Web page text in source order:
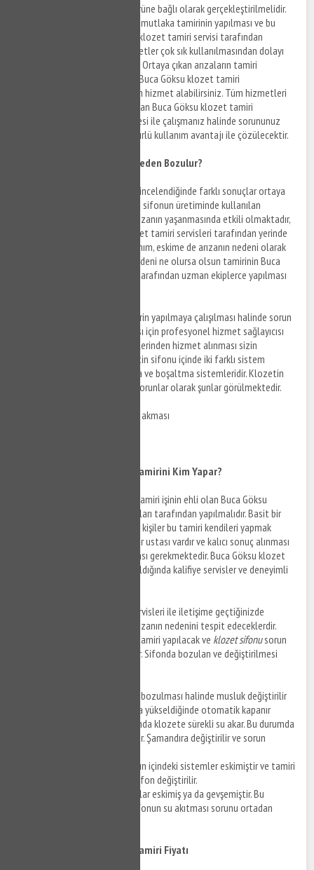
Klozet sifonunun tamiri de türüne bağlı olarak gerçekleştirilmelidir.
Sifonun bozulması halinde ise mutlaka tamirinin yapılması ve bu
tamirin uzman bir Buca Göksu klozet tamiri servisi tarafından
gerçekleştirilmesi gerekir. Klozetler çok sık kullanılmasından dolayı
arızaların olması kaçınılmazdır. Ortaya çıkan arızaların tamiri
noktasında firma profesyonel Buca Göksu klozet tamiri
servislerinden herhangi birinden hizmet alabilirsiniz. Tüm hizmetleri
ile memnuniyet koşulu ile çalışan Buca Göksu klozet tamiri
servislerinden herhangi bir tanesi ile çalışmanız halinde sorununuz
ekonomik fiyatlar ve uzun ömürlü kullanım avantajı ile çözülecektir.
Buca Göksu Klozet Sifonu Neden Bozulur?
neden bozulur incelendiğinde farklı sonuçlar ortaya
çıktığı görülmektedir. Öncelikle sifonun üretiminde kullanılan
malzemenin kalitesi olması arızanın yaşanmasında etkili olmaktadır,
bunun tespiti Buca Göksu klozet tamiri servisleri tarafından yerinde
yapılmalıdır. Ek olarak sık kullanım, eskime de arızanın nedeni olarak
ortaya çıkmaktadır. Arızanın nedeni ne olursa olsun tamirinin Buca
Göksu klozet tamiri servisleri tarafından uzman ekiplerce yapılması
Amatör kişiler tarafından tamirin yapılmaya çalışılması halinde sorun
daha da büyür. Bunun olmaması için profesyonel hizmet sağlayıcısı
olan Buca Göksu klozet servislerinden hizmet alınması sizin
menfaatinize olacaktır. Klozetin sifonu içinde iki farklı sistem
bulunur. Bu sistemler doldurma ve boşaltma sistemleridir. Klozetin
sifonunda ortaya çıkabilecek sorunlar olarak şunlar görülmektedir.
Klozet sifonundan su sürekli akması
Buca Göksu Klozet Sifonu Tamirini Kim Yapar?
Klozet sifonu bozulduğunda tamiri işinin ehli olan Buca Göksu
klozet tamiri servisleri ve ustaları tarafından yapılmalıdır. Basit bir
sorun gibi göründüğünden bazı kişiler bu tamiri kendileri yapmak
istemektedirler. Oysa her işin bir ustası vardır ve kalıcı sonuç alınması
için uzmanı tarafından yapılması gerekmektedir. Buca Göksu klozet
sifonu tamiri kim yapar araştırıldığında kalifiye servisler ve deneyimli
servisleri ile iletişime geçtiğinizde
adresinize gelerek öncelikle arızanın nedenini tespit edeceklerdir.
Nedeni bulmanın ardından ise tamiri yapılacak ve klozet sifonusorun
yaşanmadan kullanılabilecektir. Sifonda bozulan ve değiştirilmesi
Dolum sisteminde musluğun bozulması halinde musluk değiştirilir
ve sifon dolduğunda şamandıra yükseldiğinde otomatik kapanır
Boşaltım sistemi bozulduğunda klozete sürekli su akar. Bu durumda
şamandıra görevini yapmıyordur. Şamandıra değiştirilir ve sorun
Şamandıra patlamıştır, sifonun içindeki sistemler eskimiştir ve tamiri
mümkün olmaz. Bu durumda sifon değiştirilir.
Sifonun alt kısmındaki contalar eskimiş ya da gevşemiştir. Bu
contalar değiştirilir, sıkılır ve sifonun su akıtması sorunu ortadan
Buca Göksu Klozet Sifonu Tamiri Fiyatı